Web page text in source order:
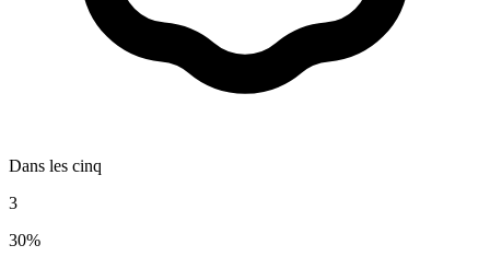
Dans les cinq
3
30%